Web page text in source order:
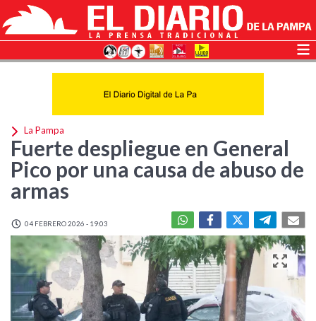
La Pampa
Fuerte despliegue en General
Pico por una causa de abuso de
armas
04 FEBRERO 2026 - 19:03